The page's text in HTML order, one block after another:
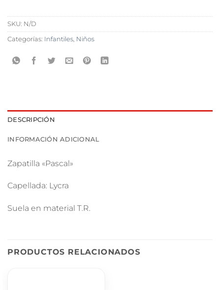
SKU: N/D
Categorías: Infantiles Niños
DESCRIPCIÓN
INFORMACIÓN ADICIONAL
Zapatilla «Pascal»
Capellada: Lycra
Suela en material T.R.
PRODUCTOS RELACIONADOS